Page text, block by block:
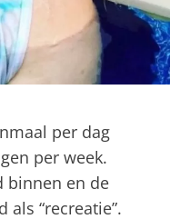
per dag
per week.
binnen en de
“recreatie”.